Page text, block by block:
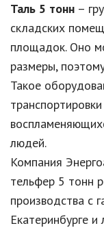
Таль 5 тонн –
складских
площадок. Оно
размеры,
Такое
людей.
Компания
тельфер 5 тонн
производства с
Екатеринбурге